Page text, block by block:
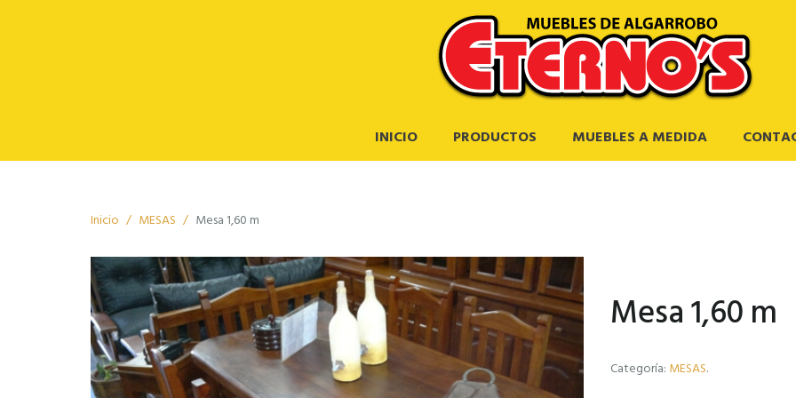
INICIO PRODUCTOS MUEBLES A MEDIDA
Inicio MESAS Mesa 1,60 m
Mesa 1,60 m
Categoría: MESAS.